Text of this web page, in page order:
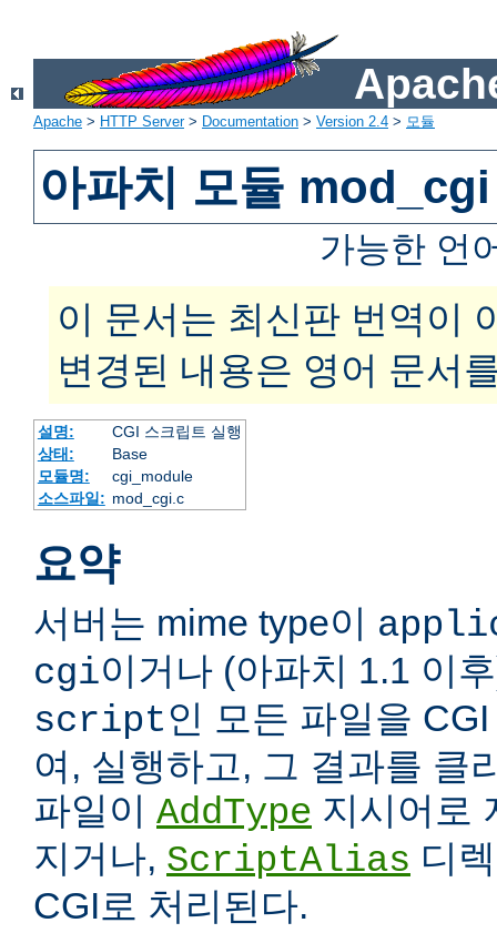
Apache > HTTP Server> Documentation > Version 2.4 > 모듈
아파치 모듈 mod_cgi
가능한 언
이 문서는 최신판 번역이
변경된 내용은 영어 문서
설명:
CGI 스크립트 실행
상태:
Base
모듈명:
cgi_module
소스파일: mod_cgi.c
요약
서버는 mime type이
cgi이거나 (아파치 1.1 이
script인 모든 파일을
여, 실행하고, 그 결과를 클
파일이 AddType 지시어로
지거나, ScriptAlias 디
CGI로 처리된다.